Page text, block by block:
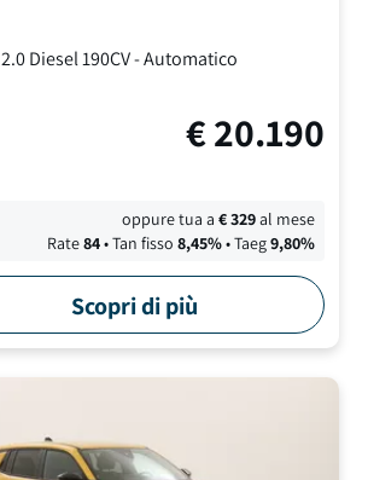
2.0 Diesel 190CV-Automatico
€20.190
oppure tua a€329al mese
Rate84• Tan fisso 8,45%• Taeg9,80%
Scopri di più